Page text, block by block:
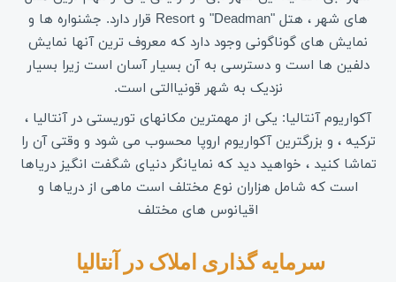
های شهر ، هتل "Deadman" و Resort قرار دارد. جشنواره ها و
نمایش های گوناگونی وجود دارد که معروف ترین آنها نمایش
دلفین ها است و دسترسی به آن بسیار آسان است زیرا بسیار
نزدیک به شهر قونیاالتی است.
آکواریوم آنتالیا: یکی از مهمترین مکانهای توریستی در آنتالیا ،
ترکیه ، و بزرگترین آکواریوم اروپا محسوب می شود و وقتی آن را
تماشا کنید ، خواهید دید که نمایانگر دنیای شگفت انگیز دریاها
است که شامل هزاران نوع مختلف است ماهی از دریاها و
اقیانوس های مختلف
سرمایه گذاری املاک در آنتالیا